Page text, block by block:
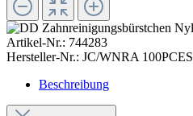
Artikel-Nr.: 744283
Hersteller-Nr.: JC/WNRA 100PCES
Beschreibung